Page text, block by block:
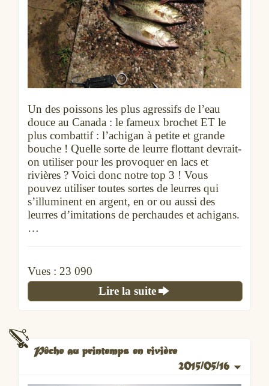
Un des poissons les plus agressifs de l’eau
douce au Canada : le fameux brochet ET le
plus combattif : l’achigan à petite et grande
bouche ! Quelle sorte de leurre flottant devrait-
on utiliser pour les provoquer en lacs et
rivières ? Voici donc notre top 3 ! Vous
pouvez utiliser toutes sortes de leurres qui
s’illuminent en argent, en or ou aussi des
leurres d’imitations de perchaudes et achigans.
…
Vues : 23 090
Lire la suite
Pêche au printemps en rivière
2015/05/16